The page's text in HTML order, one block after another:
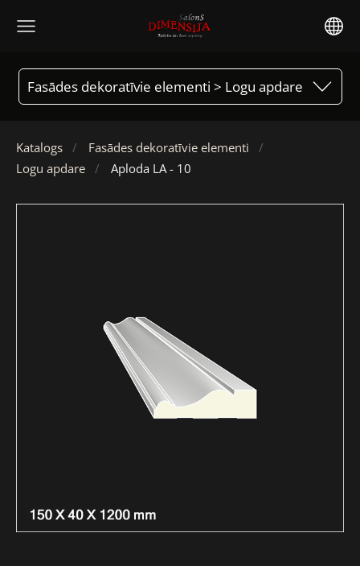
Fasādes dekoratīvie elementi > Logu apdare
Katalogs
Fasādes dekoratīvie elementi
Logu apdare
Aploda LA - 10